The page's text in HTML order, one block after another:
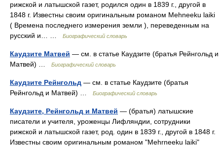
рижской и латышской газет, родился один в 1839 г., другой в
1848 г. Известны своим оригинальным романом Mehneeku laiki
( Времена последнего измерения земли ), переведенным на
русский и… …
Биографический словарь
Каудзите Матвей — см. в статье Каудзите (братья Рейнгольд и
Матвей) …
Биографический словарь
Каудзите Рейнгольд — см. в статье Каудзите (братья
Рейнгольд и Матвей) …
Биографический словарь
Каудзите, Рейнгольд и Матвей — (братья) латышские
писатели и учителя, уроженцы Лифляндии, сотрудники
рижской и латышской газет, род. один в 1839 г., другой в 1848 г.
Известны своим оригинальным романом "Mehrneeku laiki"